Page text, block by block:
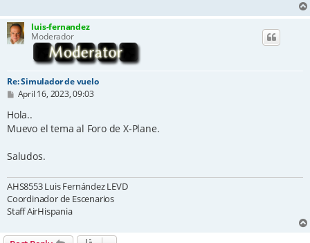
luis-fernandez
Moderador
Re: Simulador de vuelo
P
s
t
April 16, 2023, 09:03
Hola..
Muevo el tema al Foro de X-Plane.
Saludos.
AHS8553 Luis Fernández LEVD
Coordinador de Escenarios
Staff AirHispania